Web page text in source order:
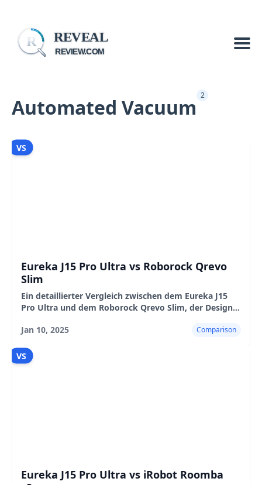
R REVEAL
REVIEW.COM
Automated Vacuum 2
VS
Eureka J15 Pro Ultra vs Roborock Qrevo
Slim
Ein detaillierter Vergleich zwischen dem Eureka J15
Pro Ultra und dem Roborock Qrevo Slim, der Design,
App-Funktionen abdeckt
Jan 10, 2025 Comparison
VS
Eureka J15 Pro Ultra vs iRobot Roomba